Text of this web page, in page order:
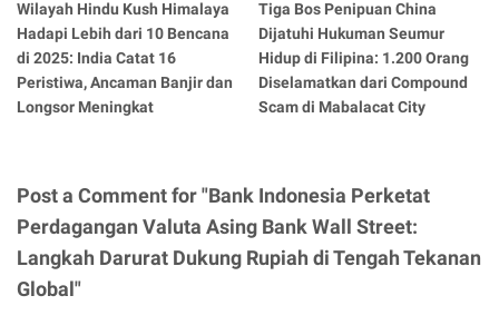
Wilayah Hindu Kush Himalaya
Hadapi Lebih dari 10 Bencana
di 2025: India Catat 16
Peristiwa, Ancaman Banjir dan
Longsor Meningkat
Tiga Bos Penipuan China
Dijatuhi Hukuman Seumur
Hidup di Filipina: 1.200 Orang
Diselamatkan dari Compound
Scam di Mabalacat City
Post a Comment for "Bank Indonesia Perketat
Perdagangan Valuta Asing Bank Wall Street:
Langkah Darurat Dukung Rupiah di Tengah Tekanan
Global"